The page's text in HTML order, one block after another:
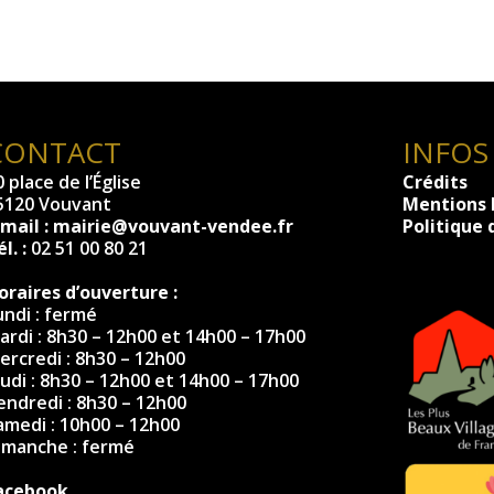
place de l’Église
Vouvant
: mairie@vouvant-vendee.fr
:02 51 00 80 21
d’ouverture :
: fermé
: 8h30 – 12h00 et 14h00 – 17h00
: 8h30 – 12h00
: 8h30 – 12h00 et 14h00 – 17h00
: 8h30 – 12h00
: 10h00 – 12h00
: fermé
Crédits
Mentions
Politique